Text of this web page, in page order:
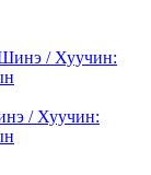
/ Хуучин: